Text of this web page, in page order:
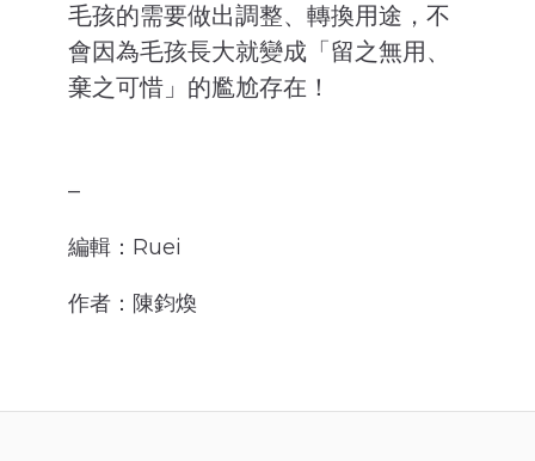
毛孩的需要做出調整、轉換用途，不
會因為毛孩長大就變成「留之無用、
棄之可惜」的尷尬存在！
–
編輯：Ruei
作者：陳鈞煥